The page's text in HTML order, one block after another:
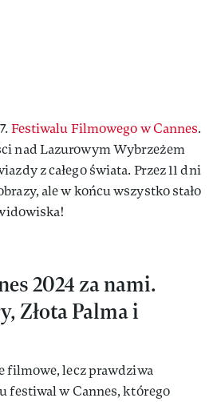
Festiwalu Filmowego w Cannes.
nad Lazurowym Wybrzeżem
z całego świata. Przez 11 dni
ale w końcu wszystko stało
2024 za nami.
Złota Palma i
filmowe, lecz prawdziwa
festiwal w Cannes, którego